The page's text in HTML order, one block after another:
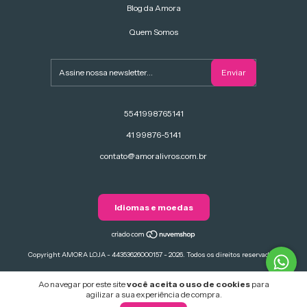
Ao navegar por este sitevocê aceita o uso de cookiespara
agilizar a sua experiência de compra.
Blog da Amora
Quem Somos
5541998765141
41 99876-5141
contato@amoralivros.com.br
Idiomas e moedas
Copyright AMORA LOJA - 44353626000157 - 2026. Todos os direitos reservados.